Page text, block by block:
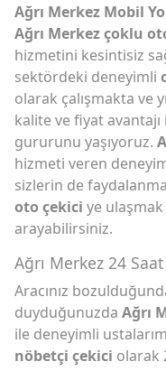
Ağrı Merkez Mobil
Ağrı Merkez çoklu
hizmetini kesintisiz
sektördeki deneyimli
olarak çalışmakta ve
kalite ve fiyat
gururunu yaşıyoruz.
hizmeti veren
sizlerin de
oto çekici ye
arayabilirsiniz.
Ağrı Merkez 24
Aracınız
duyduğunuzda Ağrı
ile deneyimli
nöbetçi çekici olarak